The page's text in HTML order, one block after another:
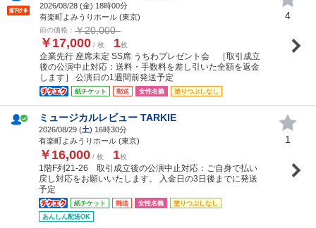
2026/08/28 (金) 18時00分
有楽町よみうりホール (東京)
前の価格： ￥20,000
￥17,000 / 枚 1枚
企業先行 座席未定 SS席 うちわプレゼント会 ［取引成立
後の公演中止対応：送料・手数料を差し引いた全額を返金
します］ 公演日の1週間前発送予定
紙チケット 郵送 女性名義 塗りつぶしなし
4
ミュージカルレビュー TARKIE
2026/08/29 (土) 16時30分
有楽町よみうりホール (東京)
￥16,000 / 枚 1枚
1階F列21-26 取引成立後の公演中止対応：ご自身で払い
戻し対応をお願いいたします。 入金日の3日後までに発送
予定
紙チケット 郵送 女性名義
塗りつぶしなし
あんしん配送OK
1